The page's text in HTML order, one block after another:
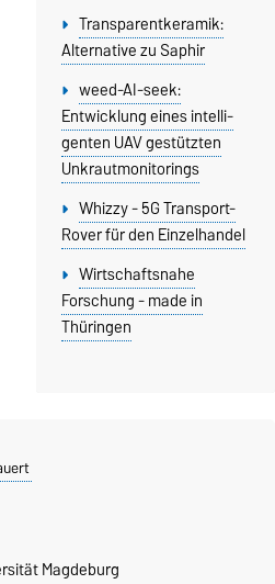
Transparentkeramik:
Alternative zu Saphir
weed-AI-seek:
Entwicklung eines intelli­
genten UAV gestützten
Unkraut­monitorings
Whizzy - 5G Transport-
Rover für den Einzelhandel
Wirtschaftsnahe
Forschung - made in
Thüringen
Magdeburg